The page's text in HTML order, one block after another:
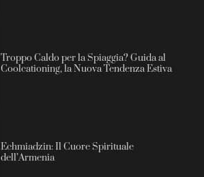
Troppo Caldo per la Spiaggia? Guida al
Coolcationing, la Nuova Tendenza Estiva
Echmiadzin: Il Cuore Spirituale
dell’Armenia